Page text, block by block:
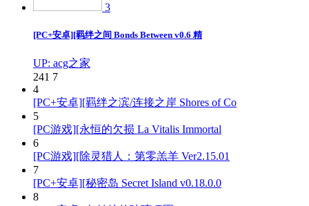
3
[PC+安卓][羁绊之间 Bonds Between v0.6 精
UP: acg之家
241 7
4
[PC+安卓][羁绊之滨/连接之岸 Shores of Co
5
[PC游戏][永恒的欠损 La Vitalis Immortal
6
[PC游戏][除灵猎人：第零羔羊 Ver2.15.01
7
[PC+安卓][秘密岛 Secret Island v0.18.0.0
8